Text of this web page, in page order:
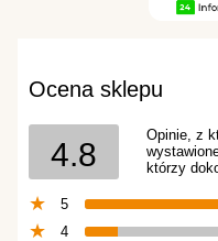
Ocena sklepu
4.8
Opinie, z
którzy
5
4